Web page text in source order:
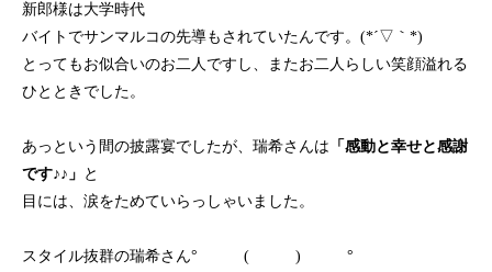
新郎様は大学時代
バイトでサンマルコの先導もされていたんです。(*´▽｀*)
とってもお似合いのお二人ですし、またお二人らしい笑顔溢れる
ひとときでした。
あっという間の披露宴でしたが、瑞希さんは 「感動と幸せと感謝
です♪♪」 と
目には、涙をためていらっしゃいました。
スタイル抜群の瑞希さん° ( ) °